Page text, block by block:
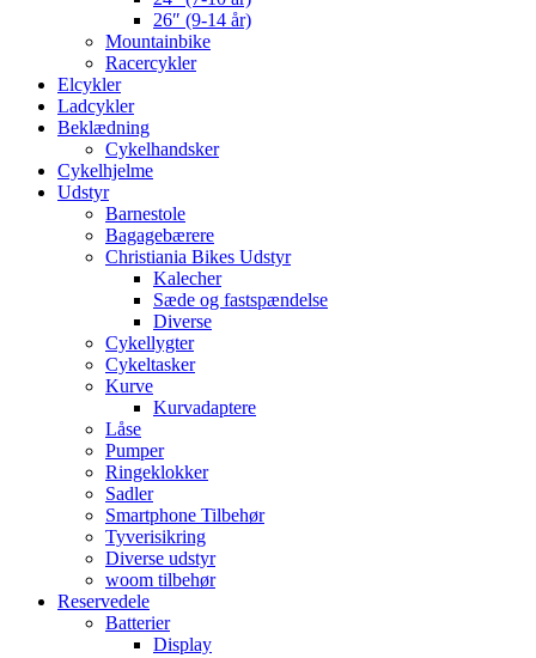
26″ (9-14 år)
Mountainbike
Racercykler
Elcykler
Ladcykler
Beklædning
Cykelhandsker
Cykelhjelme
Udstyr
Barnestole
Bagagebærere
Christiania Bikes Udstyr
Kalecher
Sæde og fastspændelse
Diverse
Cykellygter
Cykeltasker
Kurve
Kurvadaptere
Låse
Pumper
Ringeklokker
Sadler
Smartphone Tilbehør
Tyverisikring
Diverse udstyr
woom tilbehør
Reservedele
Batterier
Display